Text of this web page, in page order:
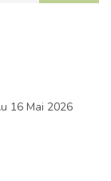
16 Mai 2026